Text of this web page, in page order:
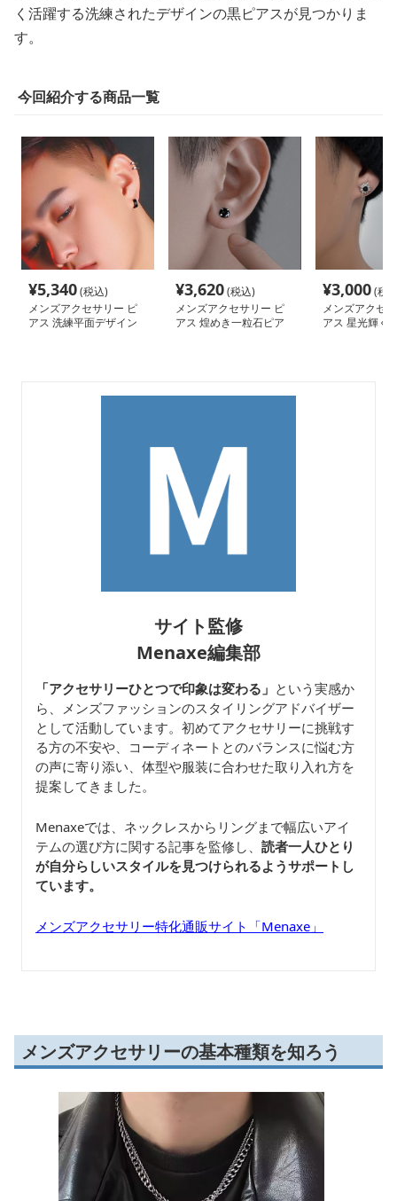
く活躍する洗練されたデザインの黒ピアスが見つかりま
す。
今回紹介する商品一覧
¥5,340(税込)
メンズアクセサリー ピ
アス 洗練平面デザイン
¥3,620(税込)
メンズアクセサリー ピ
アス 煌めき一粒石ピア
¥3,000(税
メンズアクセ
アス 星光輝く
サイト監修
Menaxe編集部
「アクセサリーひとつで印象は変わる」 という実感か
ら、メンズファッションのスタイリングアドバイザー
として活動しています。初めてアクセサリーに挑戦す
る方の不安や、コーディネートとのバランスに悩む方
の声に寄り添い、体型や服装に合わせた取り入れ方を
提案してきました。
Menaxeでは、ネックレスからリングまで幅広いアイ
テムの選び方に関する記事を監修し、 読者一人ひとり
が自分らしいスタイルを見つけられるようサポートし
ています。
メンズアクセサリー特化通販サイト「Menaxe」
メンズアクセサリーの基本種類を知ろう